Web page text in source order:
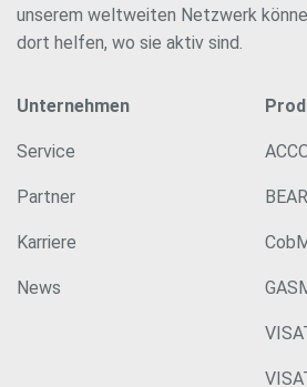
unserem weltweiten Netzwerk
dort helfen, wo sie aktiv sind.
Unternehmen
Service
Partner
Karriere
News